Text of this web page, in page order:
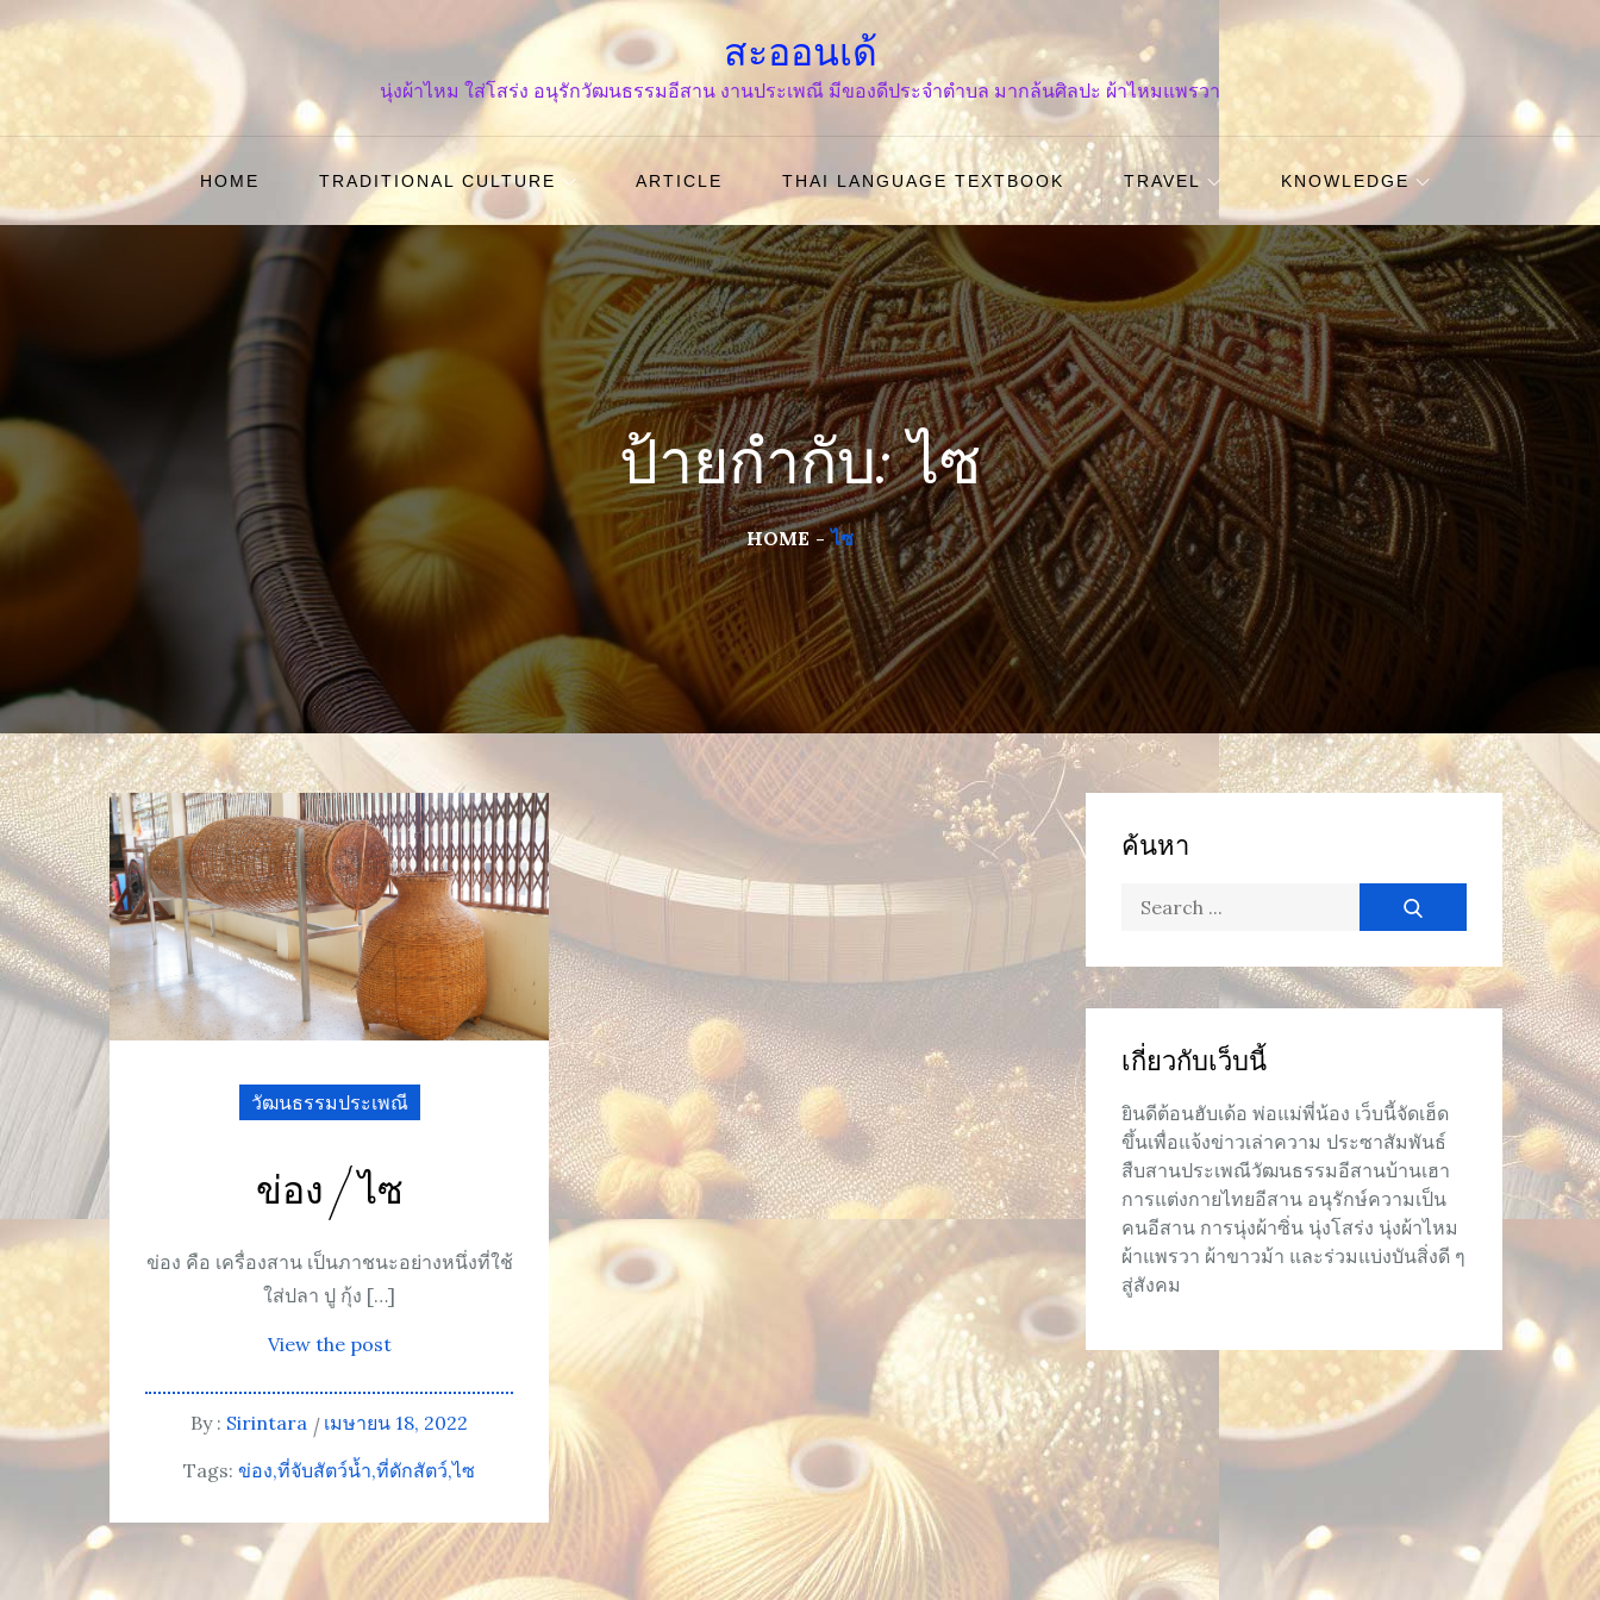
สะออนเด้
นุ่งผ้าไหม ใส่โสร่ง อนุรักวัฒนธรรมอีสาน งานประเพณี มีของดีประจำตำบล มากล้นศิลปะ ผ้าไหมแพรวา
HOME TRADITIONAL CULTURE ARTICLE THAI LANGUAGE TEXTBOOK TRAVEL KNOWLEDGE
ป้ายกำกับ: ไซ
HOME ไซ
วัฒนธรรมประเพณี
ข่อง / ไซ
ข่อง คือ เครื่องสาน เป็นภาชนะอย่างหนึ่งที่ใช้
ใส่ปลา ปู กุ้ง […]
View the post
By : Sirintara
เมษายน 18, 2022
Tags:ข่อง ที่จับสัตว์น้ำ ที่ดักสัตว์ ไซ
ค้นหา
Search
เกี่ยวกับเว็บนี้
ยินดีต้อนฮับเด้อ พ่อแม่พี่น้อง เว็บนี้จัดเฮ็ด
ขึ้นเพื่อแจ้งข่าวเล่าความ ประซาสัมพันธ์
สืบสานประเพณีวัฒนธรรมอีสานบ้านเฮา
การแต่งกายไทยอีสาน อนุรักษ์ความเป็น
คนอีสาน การนุ่งผ้าซิ่น นุ่งโสร่ง นุ่งผ้าไหม
ผ้าแพรวา ผ้าขาวม้า และร่วมแบ่งบันสิ่งดี ๆ
สู่สังคม